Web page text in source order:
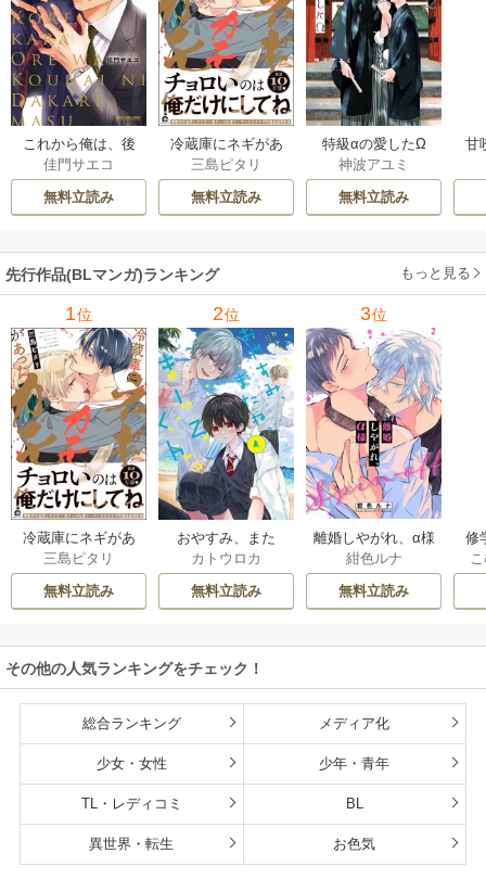
これから俺は、後
輩に抱かれます
佳門サエコ
無料立読み
冷蔵庫にネギがあ
ったカモ
三島ピタリ
無料立読み
特級αの愛したΩ
神波アユミ
無料立読み
甘
先行作品(BLマンガ)ランキング もっと見る
1位
冷蔵庫にネギがあ
ったカモ
三島ピタリ
無料立読み
2位
おやすみ、また
ね。ましろくん。
【電子限定漫画付
き】
カトウロカ
無料立読み
3位
離婚しやがれ、α様
紺色ルナ
無料立読み
修
その他の人気ランキングをチェック！
総合ランキング メディア化
少女・女性 少年・青年
TL・レディコミ BL
異世界・転生 お色気